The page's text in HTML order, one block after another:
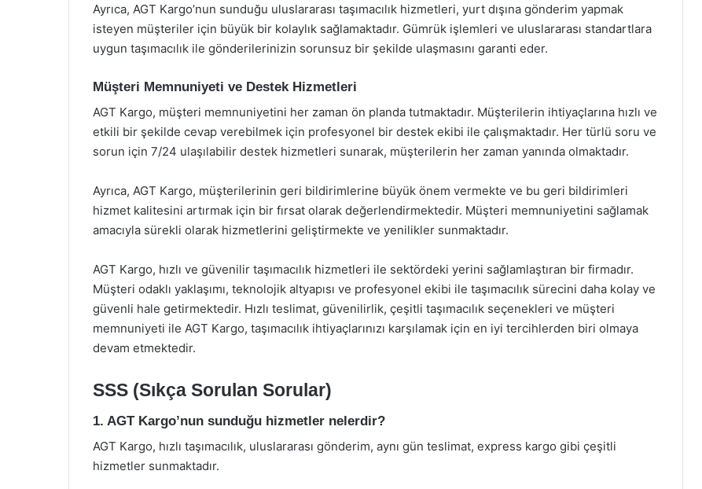
Ayrıca, AGT Kargo’nun sunduğu uluslararası taşımacılık hizmetleri, yurt dışına gönderim yapmak
isteyen müşteriler için büyük bir kolaylık sağlamaktadır. Gümrük işlemleri ve uluslararası standartlara
uygun taşımacılık ile gönderilerinizin sorunsuz bir şekilde ulaşmasını garanti eder.
Müşteri Memnuniyeti ve Destek Hizmetleri
AGT Kargo, müşteri memnuniyetini her zaman ön planda tutmaktadır. Müşterilerin ihtiyaçlarına hızlı ve
etkili bir şekilde cevap verebilmek için profesyonel bir destek ekibi ile çalışmaktadır. Her türlü soru ve
sorun için 7/24 ulaşılabilir destek hizmetleri sunarak, müşterilerin her zaman yanında olmaktadır.
Ayrıca, AGT Kargo, müşterilerinin geri bildirimlerine büyük önem vermekte ve bu geri bildirimleri
hizmet kalitesini artırmak için bir fırsat olarak değerlendirmektedir. Müşteri memnuniyetini sağlamak
amacıyla sürekli olarak hizmetlerini geliştirmekte ve yenilikler sunmaktadır.
AGT Kargo, hızlı ve güvenilir taşımacılık hizmetleri ile sektördeki yerini sağlamlaştıran bir firmadır.
Müşteri odaklı yaklaşımı, teknolojik altyapısı ve profesyonel ekibi ile taşımacılık sürecini daha kolay ve
güvenli hale getirmektedir. Hızlı teslimat, güvenilirlik, çeşitli taşımacılık seçenekleri ve müşteri
memnuniyeti ile AGT Kargo, taşımacılık ihtiyaçlarınızı karşılamak için en iyi tercihlerden biri olmaya
devam etmektedir.
SSS (Sıkça Sorulan Sorular)
1. AGT Kargo’nun sunduğu hizmetler nelerdir?
AGT Kargo, hızlı taşımacılık, uluslararası gönderim, aynı gün teslimat, express kargo gibi çeşitli
hizmetler sunmaktadır.